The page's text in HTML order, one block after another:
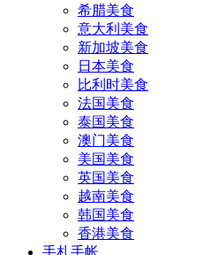
希腊美食
意大利美食
新加坡美食
日本美食
比利时美食
法国美食
泰国美食
澳门美食
美国美食
英国美食
越南美食
韩国美食
香港美食
手札手帐